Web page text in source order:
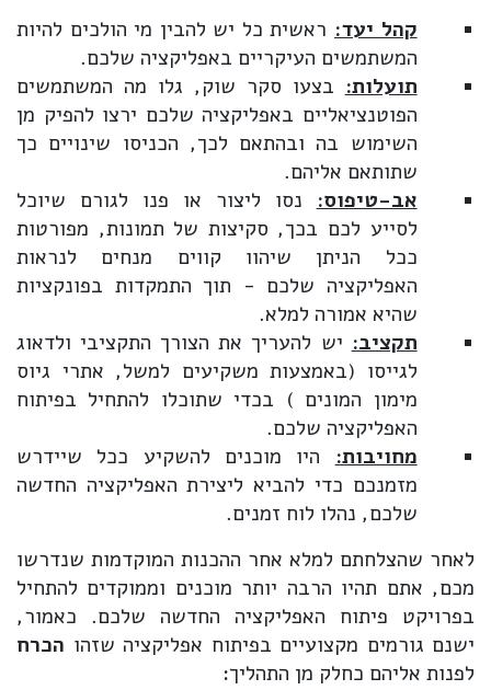
קהל יעד: ראשית כל יש להבין מי הולכים להיות
המשתמשים העיקריים באפליקציה שלכם.
תועלות: בצעו סקר שוק, גלו מה המשתמשים
הפוטנציאליים באפליקציה שלכם ירצו להפיק מן
השימוש בה ובהתאם לכך, הכניסו שינויים כך
שתותאם אליהם.
אב-טיפוס: נסו ליצור או פנו לגורם שיוכל
לסייע לכם בכך, סקיצות של תמונות, מפורטות
ככל הניתן שיהוו קווים מנחים לנראות
האפליקציה שלכם - תוך התמקדות בפונקציות
שהיא אמורה למלא.
תקציב: יש להעריך את הצורך התקציבי ולדאוג
לגייסו (באמצעות משקיעים למשל, אתרי גיוס
מימון המונים ) בכדי שתוכלו להתחיל בפיתוח
האפליקציה שלכם.
מחויבות: היו מוכנים להשקיע ככל שיידרש
מזמנכם כדי להביא ליצירת האפליקציה החדשה
שלכם, נהלו לוח זמנים.
לאחר שהצלחתם למלא אחר ההכנות המוקדמות שנדרשו
מכם, אתם תהיו הרבה יותר מוכנים וממוקדים להתחיל
בפרויקט פיתוח האפליקציה החדשה שלכם. כאמור,
ישנם גורמים מקצועיים בפיתוח אפליקציה שזהו הכרח
לפנות אליהם כחלק מן התהליך: